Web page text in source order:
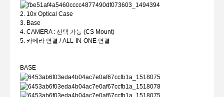
2. 10x Optical Case
3. Base
4. CAMERA : 선택 가능 (CS Mount)
5. 카메라 연결 / ALL-IN-ONE 연결
BASE